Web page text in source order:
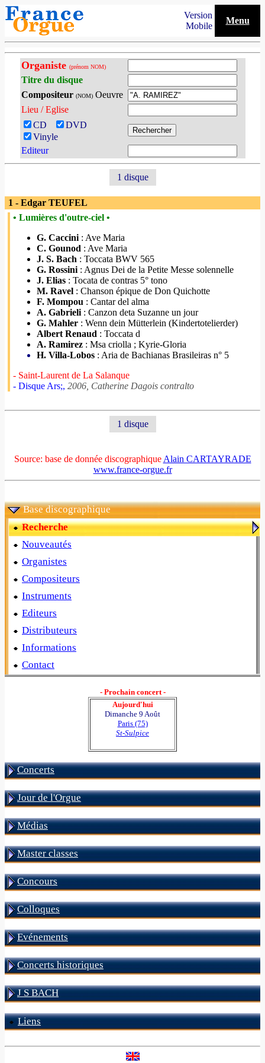
Version
Mobile
Menu
Organiste (prénom NOM)
Titre du disque
Compositeur (NOM)Oeuvre
Lieu / Eglise
CD
DVD
Vinyle
Editeur
1 disque
1 - Edgar TEUFEL
• Lumières d'outre-ciel •
G. Caccini : Ave Maria
C. Gounod : Ave Maria
J. S. Bach : Toccata BWV 565
G. Rossini : Agnus Dei de la Petite Messe solennelle
J. Elias : Tocata de contras 5° tono
M. Ravel : Chanson épique de Don Quichotte
F. Mompou : Cantar del alma
A. Gabrieli : Canzon deta Suzanne un jour
G. Mahler : Wenn dein Mütterlein (Kindertotelierder)
Albert Renaud : Toccata d
A. Ramirez : Msa criolla ; Kyrie-Gloria
H. Villa-Lobos : Aria de Bachianas Brasileiras n° 5
- Saint-Laurent de La Salanque
- Disque Ars;, 2006, Catherine Dagois contralto
1 disque
Source: base de donnée discographique Alain CARTAYRADE
www.france-orgue.fr
Base discographique
Recherche
Nouveautés
Organistes
Compositeurs
Instruments
Editeurs
Distributeurs
Informations
Contact
- Prochain concert -
Aujourd'hui
Dimanche 9 Août
Paris (75)
St-Sulpice
Concerts
Jour de l'Orgue
Médias
Master classes
Concours
Colloques
Evénements
Concerts historiques
J S BACH
Liens